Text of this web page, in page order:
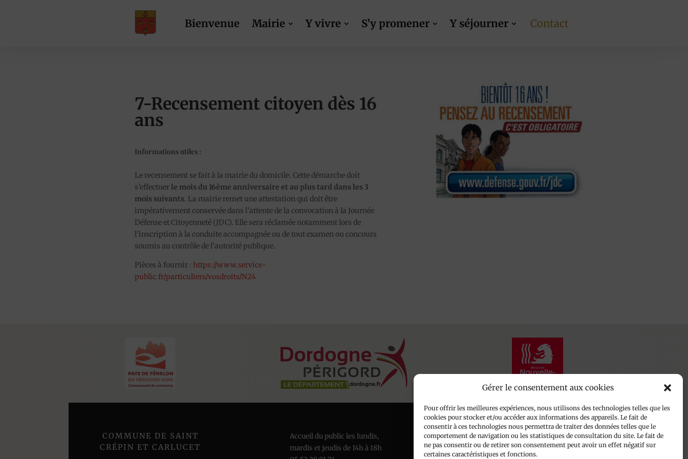
Gérer le consentement aux cookies
Pour offrir les meilleures expériences, nous utilisons des technologies telles que les
cookies pour stocker et/ou accéder aux informations des appareils. Le fait de
consentir à ces technologies nous permettra de traiter des données telles que le
comportement de navigation ou les statistiques de consultation du site. Le fait de
ne pas consentir ou de retirer son consentement peut avoir un effet négatif sur
certaines caractéristiques et fonctions.
Bienvenue Mairie Y vivre S’y promener Y séjourner Contact
7-Recensement citoyen dès 16
ans
Informations utiles :
Le recensement se fait à la mairie du domicile. Cette démarche doit
s’effectuerle mois du 16ème anniversaire et au plus tard dans les 3
mois suivants. La mairie remet une attestation qui doit être
impérativement conservée dans l’attente de la convocation à la Journée
Défense et Citoyenneté (JDC). Elle sera réclamée notamment lors de
l’inscription à la conduite accompagnée ou de tout examen ou concours
soumis au contrôle de l’autorité publique.
Pièces à fournir : https://www.service-
public.fr/particuliers/vosdroits/N24
COMMUNE DE SAINT
CRÉPIN ET CARLUCET
Accueil du public les lundis,
mardis et jeudis de 14h à 18h
Plan du site
Mentions légales